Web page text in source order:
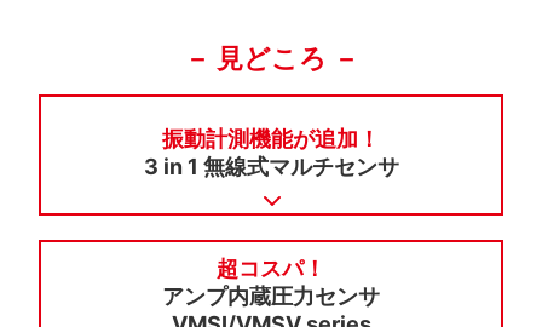
－ 見どころ －
振動計測機能が追加！
3 in 1 無線式マルチセンサ
超コスパ！
アンプ内蔵圧力センサ